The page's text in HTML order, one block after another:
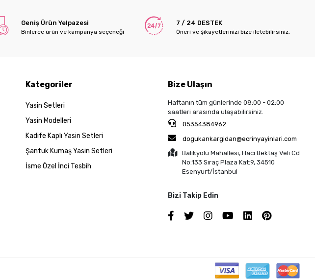
Geniş Ürün Yelpazesi
Binlerce ürün ve kampanya seçeneği
7 / 24 DESTEK
Öneri ve şikayetlerinizi bize iletebilirsiniz.
Kategoriler
Yasin Setleri
Yasin Modelleri
Kadife Kaplı Yasin Setleri
Şantuk Kumaş Yasin Setleri
İsme Özel İnci Tesbih
Bize Ulaşın
Haftanın tüm günlerinde 08:00 - 02:00
saatleri arasında ulaşabilirsiniz.
05354384962
dogukankargidan@ecrinyayinlari.com
Balıkyolu Mahallesi, Hacı Bektaş Veli Cd
No:133 Sıraç Plaza Kat:9, 34510
Esenyurt/İstanbul
Bizi Takip Edin